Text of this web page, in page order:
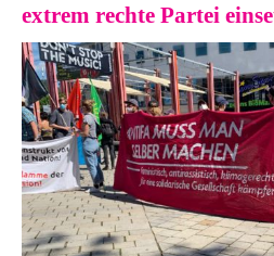
extrem rechte Partei